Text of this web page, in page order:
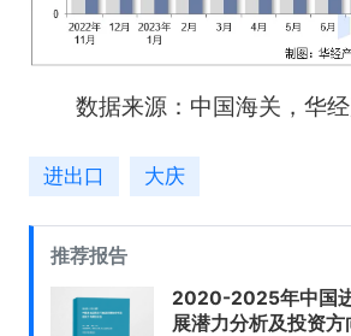
数据来源：中国海关，华
进出口 大庆
推荐报告
2020-2025年中国
展潜力分析及投资方